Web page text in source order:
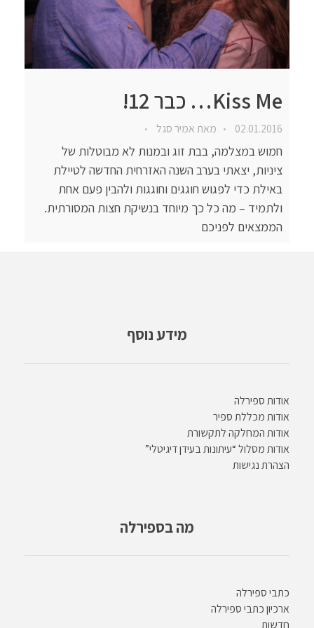
Kiss Me… כבר 12!
02.01.2016 מאתאמיר סגל
חמוש במצלמה, בבת זוג ובמנות לא מבוטלות של
ציניות, יצאתי בערב השנה האזרחית החדשה לטיילת
באילת כדי לפגוש חוגגים וחוגגות ולהבין פעם אחת
ולתמיד – מה כל כך מיוחד בנשיקת חצות המסורתית.
הממצאים לפניכם
מידע נוסף
אודות ספירלה
אודות מכללת ספיר
אודות המחלקה לתקשורת
אודות מסלול “עיתונות בעידן דיגיטלי”
הצהרת נגישות
מה בספירלה
כתבי ספירלה
ארכיון כתבי ספירלה